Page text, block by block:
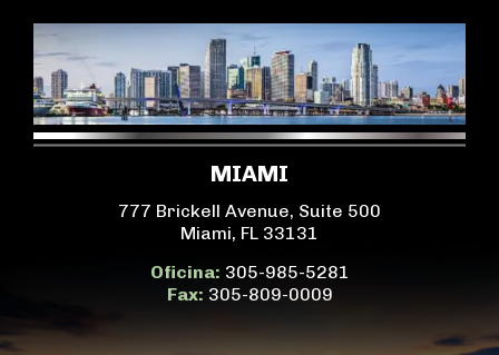
MIAMI
777 Brickell Avenue, Suite 500
Miami, FL 33131
Oficina: 305-985-5281
Fax: 305-809-0009